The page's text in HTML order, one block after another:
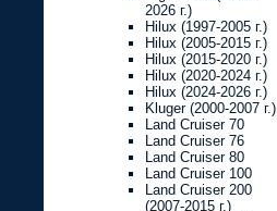
2026 г.)
Hilux (1997-2005 г.)
Hilux (2005-2015 г.)
Hilux (2015-2020 г.)
Hilux (2020-2024 г.)
Hilux (2024-2026 г.)
Kluger (2000-2007 г.)
Land Cruiser 70
Land Cruiser 76
Land Cruiser 80
Land Cruiser 100
Land Cruiser 200
(2007-2015 г.)